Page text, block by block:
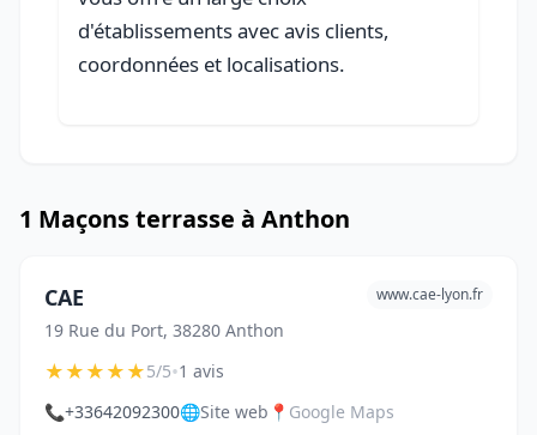
d'établissements avec avis clients,
coordonnées et localisations.
1 Maçons terrasse à Anthon
CAE
19 Rue du Port, 38280 Anthon
www.cae-lyon.fr
★★★★★5/5•1 avis
📞+33642092300🌐Site web 📍 Google Maps